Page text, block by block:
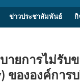
ข่าวประชาสัมพันธ์ กิ
ก่างิ้ว อำเภอพล จังหวัด
ายการไม่รับ
ขององค์การ